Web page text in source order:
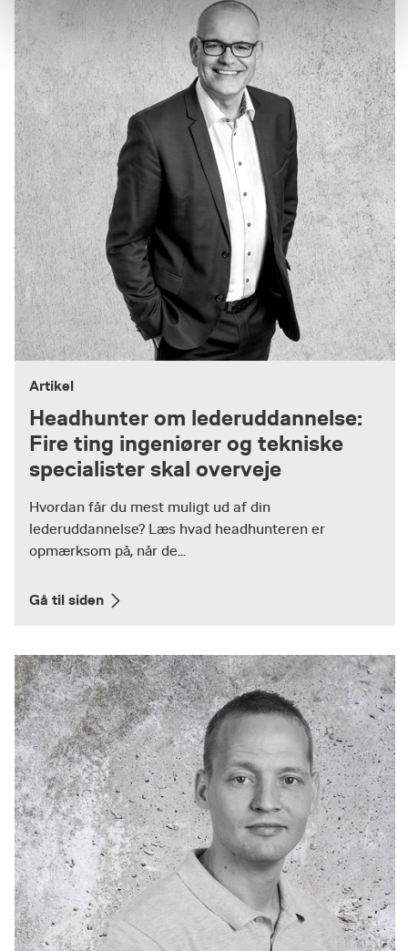
Artikel
Headhunter om lederuddannelse:
Fire ting ingeniører og tekniske
specialister skal overveje
Hvordan får du mest muligt ud af din
lederuddannelse? Læs hvad headhunteren er
opmærksom på, når de...
Gå til siden